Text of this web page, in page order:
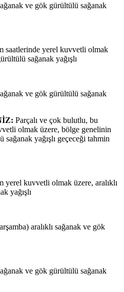
ve gök gürültülü sağanak
saatlerinde yerel kuvvetli olmak
sağanak yağışlı
ve gök gürültülü sağanak
Parçalı ve çok bulutlu, bu
olmak üzere, bölge genelinin
sağanak yağışlı geçeceği tahmin
yerel kuvvetli olmak üzere, aralıklı
yağışlı
aralıklı sağanak ve gök
ve gök gürültülü sağanak